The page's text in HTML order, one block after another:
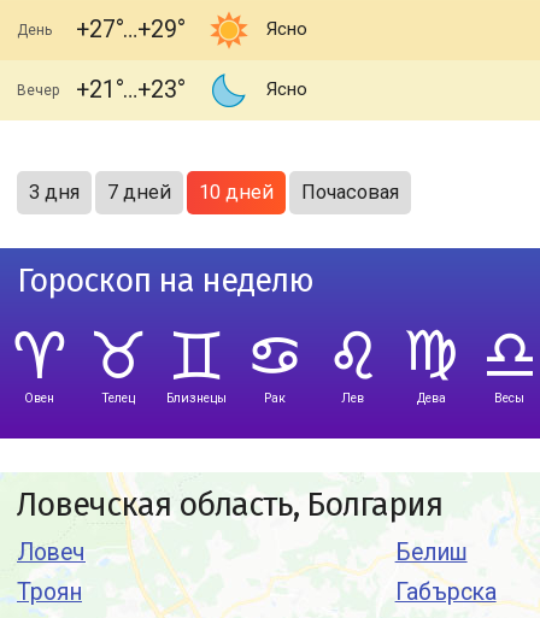
День +27 +29 Ясно
Вечер +21 +23 Ясно
3 дня 7 дней 10 дней Почасовая
Гороскоп на неделю
Овен Телец Близнецы Рак Лев Дева Весы
Ловечская область, Болгария
Ловеч
Троян
Белиш
Габърска